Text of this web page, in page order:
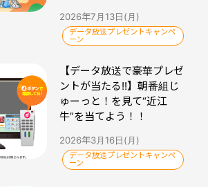
2026年7月13日(月)
データ放送プレゼントキャンペ
ーン
【データ放送で豪華プレゼ
ントが当たる!!】朝番組じ
ゅーっと！を見て“近江
牛”を当てよう！！
2026年3月16日(月)
データ放送プレゼントキャンペ
ーン